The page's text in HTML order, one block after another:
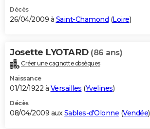
Décès
26/04/2009 à Saint-Chamond (Loire)
Josette LYOTARD (86 ans)
Créer une cagnotte obsèques
Naissance
01/12/1922 à Versailles (Yvelines)
Décès
08/04/2009 auxSables-d'Olonne (Vendée)